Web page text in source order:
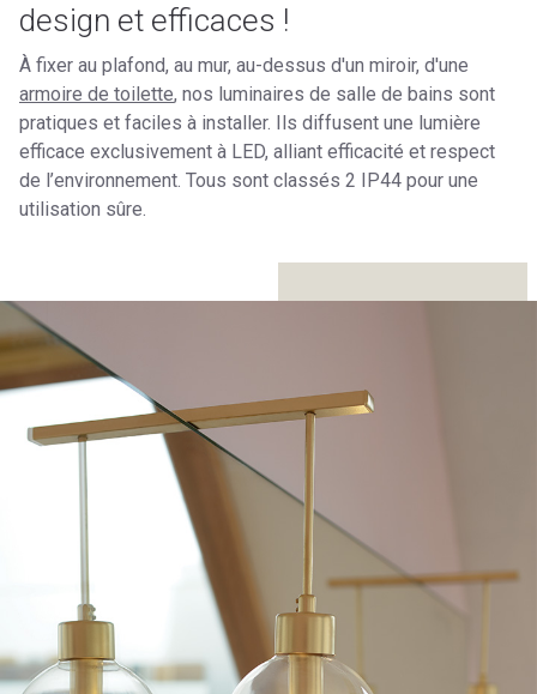
design et efficaces !
À fixer au plafond, au mur, au-dessus d'un miroir, d'une
armoire de toilette, nos luminaires de salle de bains sont
pratiques et faciles à installer. Ils diffusent une lumière
efficace exclusivement à LED, alliant efficacité et respect
de l’environnement. Tous sont classés 2 IP44 pour une
utilisation sûre.